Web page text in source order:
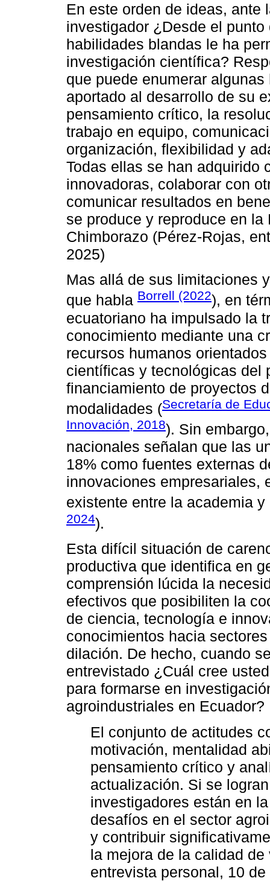
En este orden de ideas, ante
investigador ¿Desde el
habilidades blandas le ha
investigación científica?
que puede enumerar
aportado al desarrollo de su
pensamiento crítico, la
trabajo en equipo,
organización, flexibilidad y
Todas ellas se han adquirido
innovadoras, colaborar con
comunicar resultados en
se produce y reproduce en
Chimborazo (Pérez-Rojas,
2025)
Mas allá de sus limitaciones
que habla Borrell (2022), en
ecuatoriano ha impulsado la
conocimiento mediante una
recursos humanos
científicas y tecnológicas del
financiamiento de proyectos
modalidades (Secretaría de
Innovación, 2018). Sin
nacionales señalan que las
18% como fuentes externas
innovaciones empresariales,
existente entre la academia
2024).
Esta difícil situación de
productiva que identifica en
comprensión lúcida la
efectivos que posibiliten la
de ciencia, tecnología e
conocimientos hacia
dilación. De hecho, cuando
entrevistado ¿Cuál cree
para formarse en
agroindustriales en
El conjunto de actitudes
motivación, mentalidad
pensamiento crítico y
actualización. Si se
investigadores están en
desafíos en el sector
y contribuir
la mejora de la calidad
entrevista personal, 10